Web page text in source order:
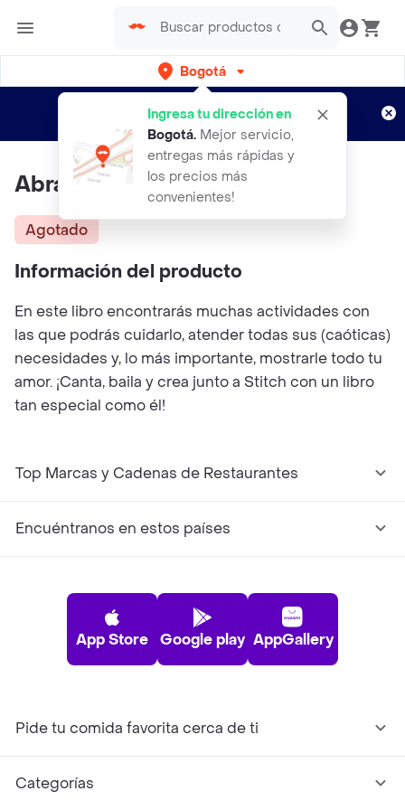
Bogotá
Ingresa tu dirección en
Bogotá. Mejor servicio,
entregas más rápidas y
los precios más
convenientes!
envíos gratis por semanas
Aplican TyC
Abraza A Stitch!
Agotado
Información del producto
En este libro encontrarás muchas actividades con
las que podrás cuidarlo, atender todas sus (caóticas)
necesidades y, lo más importante, mostrarle todo tu
amor. ¡Canta, baila y crea junto a Stitch con un libro
tan especial como él!
Top Marcas y Cadenas de Restaurantes
Encuéntranos en estos países
App Store Google play AppGallery
Pide tu comida favorita cerca de ti
Categorías